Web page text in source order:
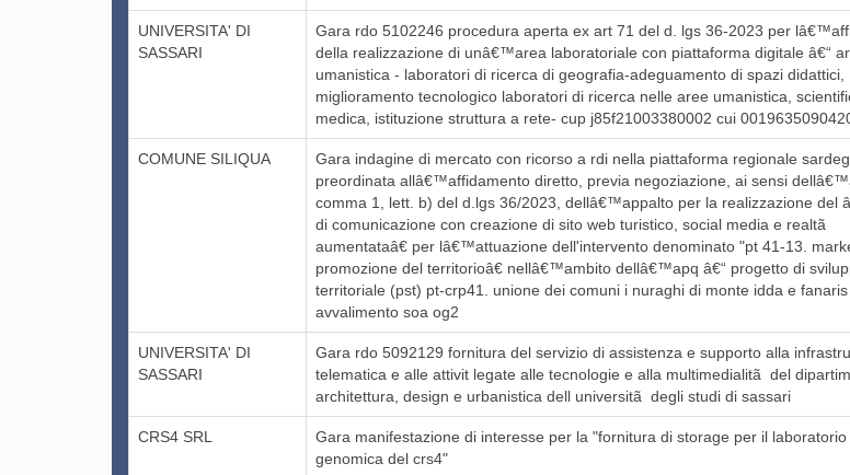
UNIVERSITA' DI
SASSARI
Gara rdo 5102246 procedura aperta ex art 71 del d. lgs 36-2023 per
della realizzazione di unâ€™area laboratoriale con piattaforma digitale â€“
umanistica - laboratori di ricerca di geografia-adeguamento di spazi didattici,
miglioramento tecnologico laboratori di ricerca nelle aree umanistica,
medica, istituzione struttura a rete- cup j85f21003380002 cui
COMUNE SILIQUA
Gara indagine di mercato con ricorso a rdi nella piattaforma regionale
preordinata allâ€™affidamento diretto, previa negoziazione, ai sensi
comma 1, lett. b) del d.lgs 36/2023, dellâ€™appalto per la realizzazione del
di comunicazione con creazione di sito web turistico, social media e realtã
aumentataâ€ per lâ€™attuazione dell'intervento denominato "pt 41-13.
promozione del territorioâ€ nellâ€™ambito dellâ€™apq â€“ progetto di
territoriale (pst) pt-crp41. unione dei comuni i nuraghi di monte idda e fanaris
avvalimento soa og2
UNIVERSITA' DI
SASSARI
Gara rdo 5092129 fornitura del servizio di assistenza e supporto alla
telematica e alle attivit legate alle tecnologie e alla multimedialitã del
architettura, design e urbanistica dell universitã degli studi di sassari
CRS4 SRL
Gara manifestazione di interesse per la "fornitura di storage per il laboratorio
genomica del crs4"